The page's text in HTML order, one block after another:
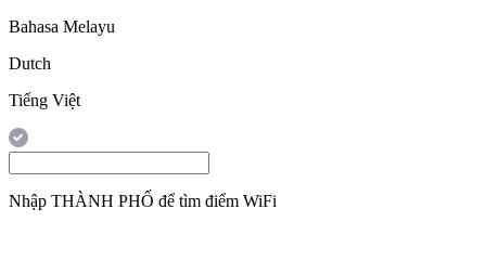
Bahasa Melayu
Dutch
Tiếng Việt
Nhập THÀNH PHỐ để tìm điểm WiFi